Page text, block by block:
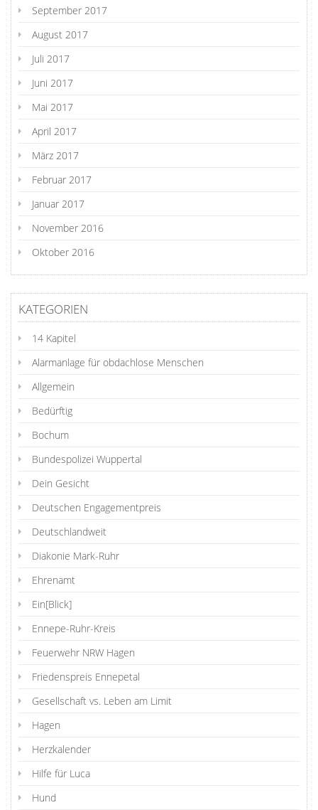
September 2017
August 2017
Juli 2017
Juni 2017
Mai 2017
April 2017
März 2017
Februar 2017
Januar 2017
November 2016
Oktober 2016
KATEGORIEN
14 Kapitel
Alarmanlage für obdachlose Menschen
Allgemein
Bedürftig
Bochum
Bundespolizei Wuppertal
Dein Gesicht
Deutschen Engagementpreis
Deutschlandweit
Diakonie Mark-Ruhr
Ehrenamt
Ein[Blick]
Ennepe-Ruhr-Kreis
Feuerwehr NRW Hagen
Friedenspreis Ennepetal
Gesellschaft vs. Leben am Limit
Hagen
Herzkalender
Hilfe für Luca
Hund